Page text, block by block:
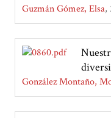
Guzmán Gómez, Elsa
González Montaño,